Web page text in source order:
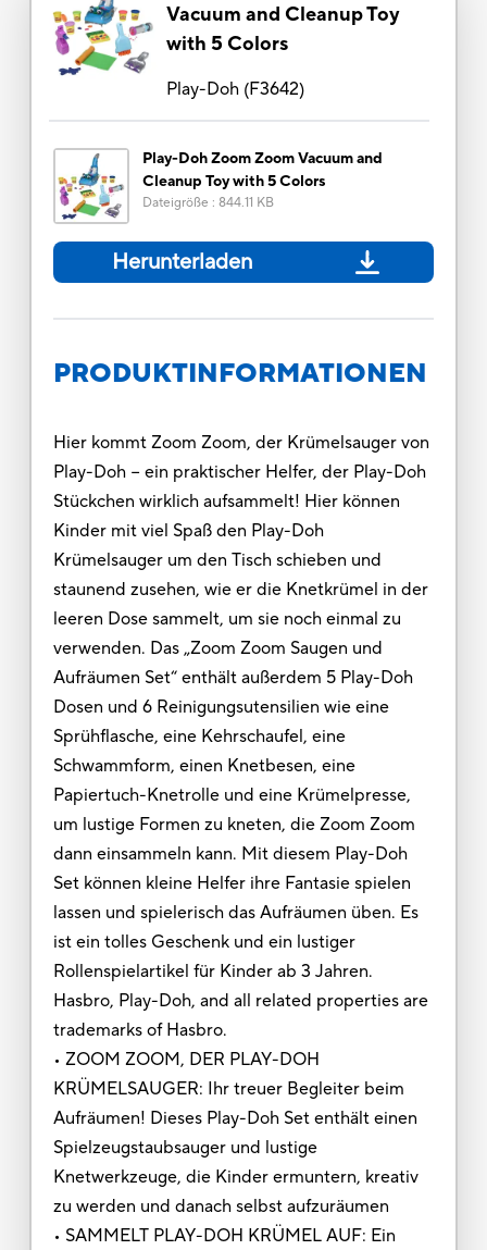
Vacuum and Cleanup Toy
with 5 Colors
Play-Doh(F3642)
Play-Doh Zoom Zoom Vacuum and
Cleanup Toy with 5 Colors
Dateigröße : 844.11 KB
Herunterladen
PRODUKTINFORMATIONEN
Hier kommt Zoom Zoom, der Krümelsauger von
Play-Doh − ein praktischer Helfer, der Play-Doh
Stückchen wirklich aufsammelt! Hier können
Kinder mit viel Spaß den Play-Doh
Krümelsauger um den Tisch schieben und
staunend zusehen, wie er die Knetkrümel in der
leeren Dose sammelt, um sie noch einmal zu
verwenden. Das „Zoom Zoom Saugen und
Aufräumen Set“ enthält außerdem 5 Play-Doh
Dosen und 6 Reinigungsutensilien wie eine
Sprühflasche, eine Kehrschaufel, eine
Schwammform, einen Knetbesen, eine
Papiertuch-Knetrolle und eine Krümelpresse,
um lustige Formen zu kneten, die Zoom Zoom
dann einsammeln kann. Mit diesem Play-Doh
Set können kleine Helfer ihre Fantasie spielen
lassen und spielerisch das Aufräumen üben. Es
ist ein tolles Geschenk und ein lustiger
Rollenspielartikel für Kinder ab 3 Jahren.
Hasbro, Play-Doh, and all related properties are
trademarks of Hasbro.
• ZOOM ZOOM, DER PLAY-DOH
KRÜMELSAUGER: Ihr treuer Begleiter beim
Aufräumen! Dieses Play-Doh Set enthält einen
Spielzeugstaubsauger und lustige
Knetwerkzeuge, die Kinder ermuntern, kreativ
zu werden und danach selbst aufzuräumen
• SAMMELT PLAY-DOH KRÜMEL AUF: Ein